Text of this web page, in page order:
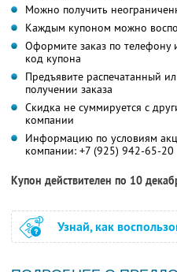
Можно получить
Каждым купоном можно
Оформите заказ по телефону
код купона
Предъявите распечатанный
получении заказа
Скидка не суммируется с
компании
Информацию по условиям
компании: +7 (925) 942-65-20
Купон действителен по 10
Узнай, как